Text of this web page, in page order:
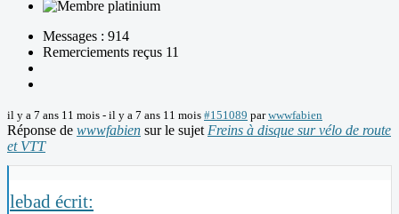
Messages : 914
Remerciements reçus 11
il y a 7 ans 11 mois - il y a 7 ans 11 mois #151089 parwwwfabien
Réponse de wwwfabien sur le sujet Freins à disque sur vélo de route
et VTT
lebad écrit: